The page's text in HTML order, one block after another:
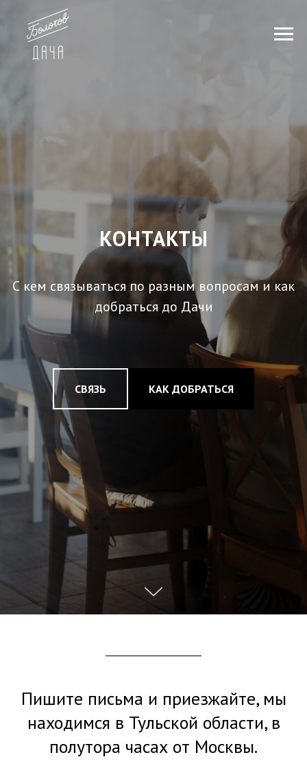
КОНТАКТЫ
С кем связываться по разным вопросам и как
добраться до Дачи
СВЯЗЬ КАК ДОБРАТЬСЯ
Пишите письма и приезжайте, мы
находимся в Тульской области, в
полутора часах от Москвы.